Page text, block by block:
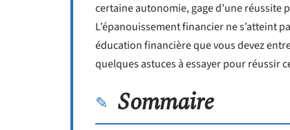
certaine autonomie, gage d’une réussite
L’épanouissement financier ne s’atteint
éducation financière que vous devez
quelques astuces à essayer pour réussir
Sommaire